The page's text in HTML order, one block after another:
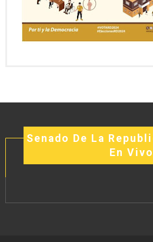
Senado De La
En Vivo